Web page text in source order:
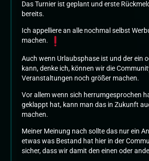
Das Turnier ist geplant und erste
bereits.
Ich appelliere an alle nochmal selbst
machen.
Auch wenn Urlaubsphase ist und der ein
kann, denke ich, können wir die
Veranstaltungen noch größer machen.
Vor allem wenn sich herrumgesprochen
geklappt hat, kann man das in Zukunft
machen.
Meiner Meinung nach sollte das nur ein
etwas was Bestand hat hier in der
sicher, dass wir damit den einen oder